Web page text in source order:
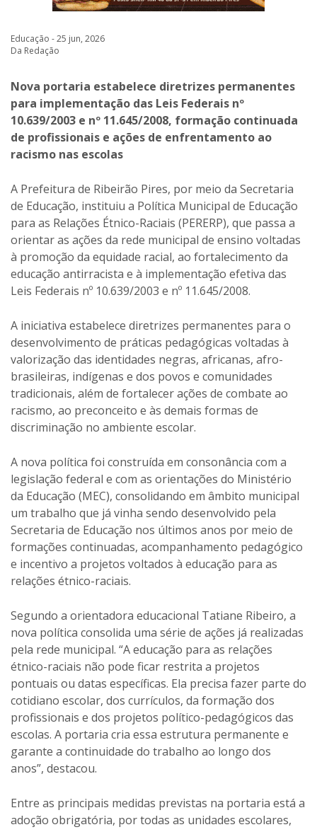
Educação - 25 jun, 2026
Da Redação
Nova portaria estabelece diretrizes permanentes
para implementação das Leis Federais nº
10.639/2003 e nº 11.645/2008, formação continuada
de profissionais e ações de enfrentamento ao
racismo nas escolas
A Prefeitura de Ribeirão Pires, por meio da Secretaria
de Educação, instituiu a Política Municipal de Educação
para as Relações Étnico-Raciais (PERERP), que passa a
orientar as ações da rede municipal de ensino voltadas
à promoção da equidade racial, ao fortalecimento da
educação antirracista e à implementação efetiva das
Leis Federais nº 10.639/2003 e nº 11.645/2008.
A iniciativa estabelece diretrizes permanentes para o
desenvolvimento de práticas pedagógicas voltadas à
valorização das identidades negras, africanas, afro-
brasileiras, indígenas e dos povos e comunidades
tradicionais, além de fortalecer ações de combate ao
racismo, ao preconceito e às demais formas de
discriminação no ambiente escolar.
A nova política foi construída em consonância com a
legislação federal e com as orientações do Ministério
da Educação (MEC), consolidando em âmbito municipal
um trabalho que já vinha sendo desenvolvido pela
Secretaria de Educação nos últimos anos por meio de
formações continuadas, acompanhamento pedagógico
e incentivo a projetos voltados à educação para as
relações étnico-raciais.
Segundo a orientadora educacional Tatiane Ribeiro, a
nova política consolida uma série de ações já realizadas
pela rede municipal. “A educação para as relações
étnico-raciais não pode ficar restrita a projetos
pontuais ou datas específicas. Ela precisa fazer parte do
cotidiano escolar, dos currículos, da formação dos
profissionais e dos projetos político-pedagógicos das
escolas. A portaria cria essa estrutura permanente e
garante a continuidade do trabalho ao longo dos
anos”, destacou.
Entre as principais medidas previstas na portaria está a
adoção obrigatória, por todas as unidades escolares,